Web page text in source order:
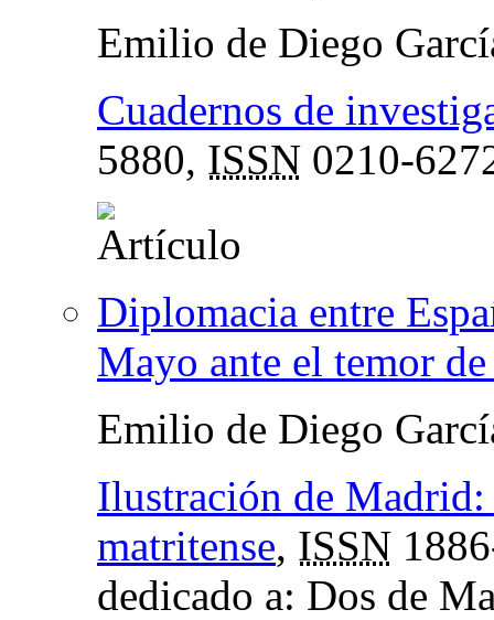
Emilio de Diego
Cuadernos de
5880, ISSN 0210-
Diplomacia entre
Mayo ante el temor
Emilio de Diego
Ilustración de
matritense, ISSN
dedicado a: Dos de